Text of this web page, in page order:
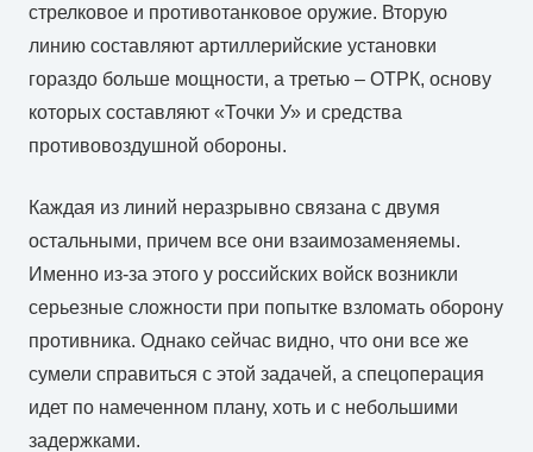
стрелковое и противотанковое оружие. Вторую
линию составляют артиллерийские установки
гораздо больше мощности, а третью – ОТРК, основу
которых составляют «Точки У» и средства
противовоздушной обороны.
Каждая из линий неразрывно связана с двумя
остальными, причем все они взаимозаменяемы.
Именно из-за этого у российских войск возникли
серьезные сложности при попытке взломать оборону
противника. Однако сейчас видно, что они все же
сумели справиться с этой задачей, а спецоперация
идет по намеченном плану, хоть и с небольшими
задержками.